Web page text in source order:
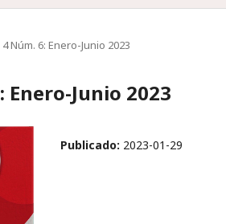
4 Núm. 6: Enero-Junio 2023
Enero-Junio 2023
Publicado: 2023-01-29